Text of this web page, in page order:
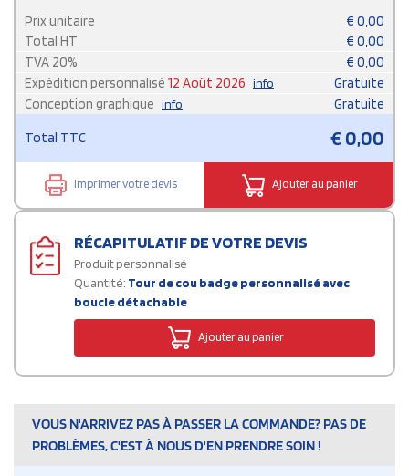
Prix unitaire € 0,00
Total HT
€ 0,00
TVA 20% € 0,00
Expédition personnalisé 12 Août 2026 info
Gratuite
Conception graphique info Gratuite
Total TTC €0,00
Imprimer votre devis Ajouter au panier
RÉCAPITULATIF DE VOTRE DEVIS
Produit personnalisé
Quantité: Tour de cou badge personnalisé avec
boucle détachable
Ajouter au panier
VOUS N'ARRIVEZ PAS À PASSER LA COMMANDE? PAS DE
PROBLÈMES, C'EST À NOUS D'EN PRENDRE SOIN !